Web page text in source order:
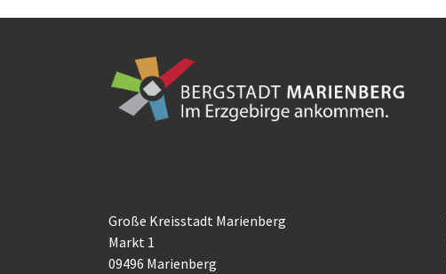
Große Kreisstadt Marienberg
Markt 1
09496 Marienberg